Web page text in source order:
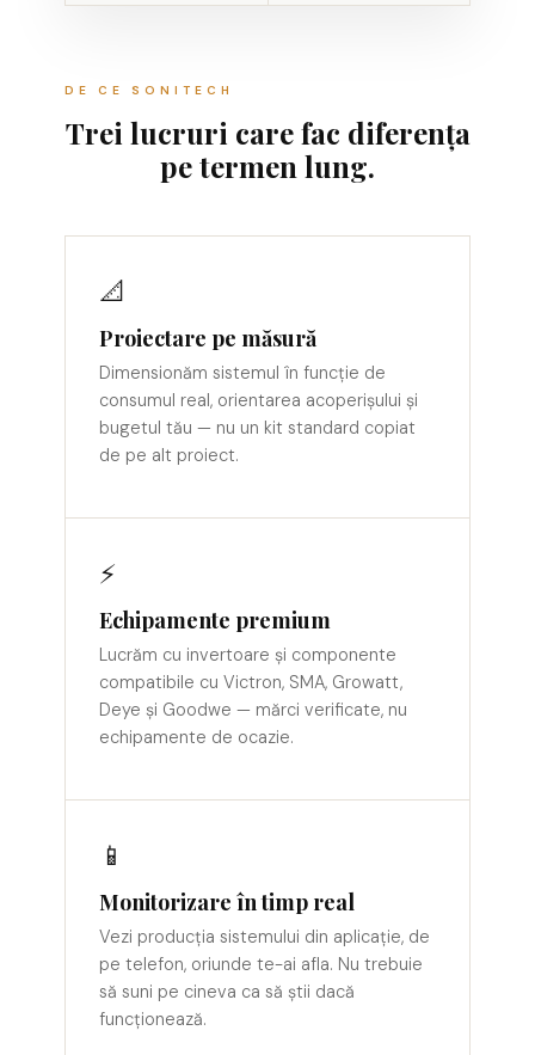
DE CE SONITECH
Trei lucruri care fac diferența
pe termen lung.
📐
Proiectare pe măsură
Dimensionăm sistemul în funcție de
consumul real, orientarea acoperișului și
bugetul tău — nu un kit standard copiat
de pe alt proiect.
⚡
Echipamente premium
Lucrăm cu invertoare și componente
compatibile cu Victron, SMA, Growatt,
Deye și Goodwe — mărci verificate, nu
echipamente de ocazie.
📱
Monitorizare în timp real
Vezi producția sistemului din aplicație, de
pe telefon, oriunde te-ai afla. Nu trebuie
să suni pe cineva ca să știi dacă
funcționează.